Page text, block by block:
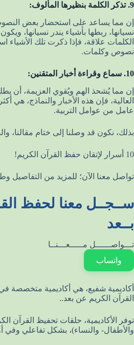
9. تذكر الكلمة بنظيرها المألوف:
إن مما يساعد على استحضار بعض
نسيانها، ربطها بأشياء يندر نسيانها،
الكلمات علاقة، فإذا ذكرت تلك الأشياء
نصوص وكلمات.
10. سماع وقراءة أخبار المتقنين:
إن مما يُشحذ الهم ويُقوي العزيمة، أن
العالية، فإن هذه الأخبار والنماذج، هي
عامل من عوامل التربية.
بذلك، نكون قد وصلنا إلى ختام مقالنا،
10 أسرار لإتقان حفظ القرآن الكريم!
تواصل معنا الآن؛ للمزيد من التفاصيل
ســجــل معنا لحفظ
بــعد
تـــواصــــــل مـــــعـــنــا
واتساب
أكاديمية شفيع، هي أكاديمية متخصصة
القرآن الكريم عن بعد..
توفر الأكاديمية، حلقات تحفيظ القرآن
والأطفال- والنساء)، بشكل تفاعلي